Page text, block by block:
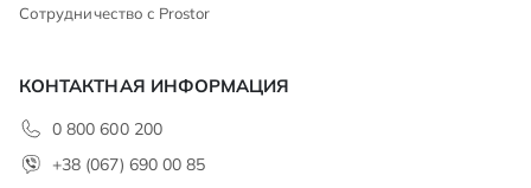
Сотрудничество с Prostor
КОНТАКТНАЯ ИНФОРМАЦИЯ
0 800 600 200
+38 (067) 690 00 85